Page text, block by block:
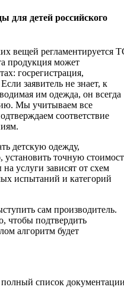
для детей российского
вещей регламентируется
продукция может
госрегистрация,
заявитель не знает, к
им одежда, он всегда
Мы учитываем все
соответствие
детскую одежду,
установить точную
услуги зависят от схем
испытаний и категорий
сам производитель.
чтобы подтвердить
алгоритм будет
полный список